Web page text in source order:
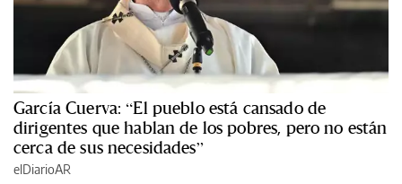
García Cuerva: “El pueblo está cansado de
dirigentes que hablan de los pobres, pero no están
cerca de sus necesidades”
elDiarioAR